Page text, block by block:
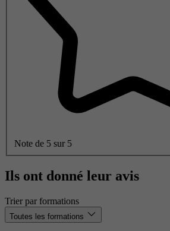
Note de 5 sur 5
Ils ont donné leur avis
Trier par formations
Toutes les formations